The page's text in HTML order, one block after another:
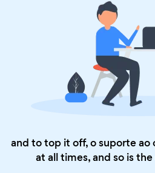
and to top it off, o suporte
at all times, and so is the